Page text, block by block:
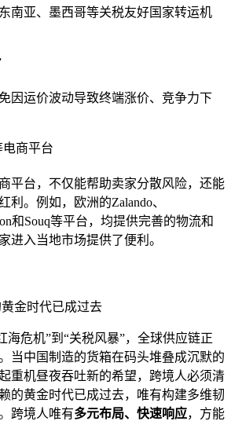
南亚、墨西哥等关税友好国家转运机
因运价波动导致终端涨价、竞争力下
电商平台
平台，不仅能帮助卖家分散风险，还能
利。例如，欧洲的Zalando、
和Souq等平台，均提供完善的物流和
进入当地市场提供了便利。
金时代已成过去
海危机”到“关税风暴”，全球供应链正
当中国制造的货箱在码头堆叠成沉默的
重机昼夜吞吐新的希望，跨境人必须清
的黄金时代已成过去，唯有构建多维韧
跨境人唯有多元布局、快速响应，方能